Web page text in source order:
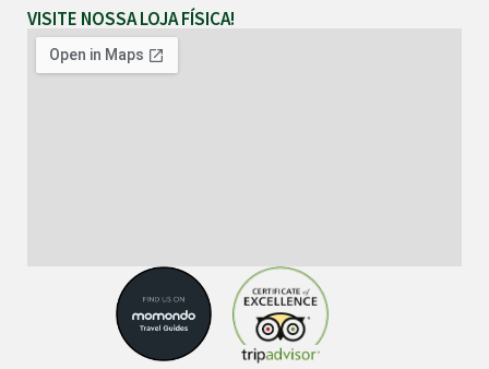
VISITE NOSSA LOJA FÍSICA!